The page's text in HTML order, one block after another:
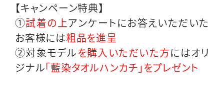
【キャンペーン特典】
①試着の上アンケートにお答えいただいた
お客様には粗品を進呈
②対象モデルを購入いただいた方にはオリ
ジナル「藍染タオルハンカチ」をプレゼント